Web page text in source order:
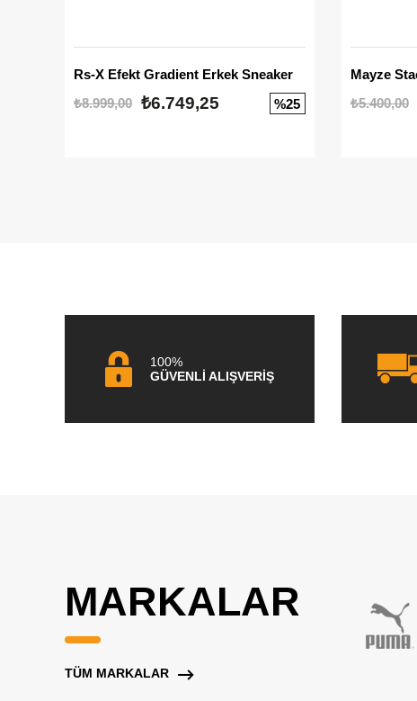
Rs-X Efekt Gradient Erkek Sneaker
₺8.999,00 ₺6.749,25 %25
₺5.400,00
100%
GÜVENLİ ALIŞVERİŞ
MARKALAR
TÜM MARKALAR